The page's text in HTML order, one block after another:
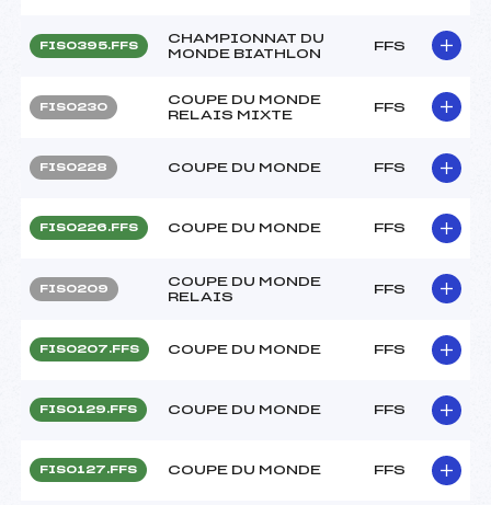
FIS0395.FFS
CHAMPIONNAT DU
MONDE BIATHLON
FFS
FIS0230
COUPE DU MONDE
RELAIS MIXTE
FFS
FIS0228 COUPE DU MONDE FFS
FIS0226.FFS COUPE DU MONDE FFS
FIS0209
COUPE DU MONDE
RELAIS
FFS
FIS0207.FFS COUPE DU MONDE FFS
FIS0129.FFS COUPE DU MONDE FFS
FIS0127.FFS COUPE DU MONDE FFS